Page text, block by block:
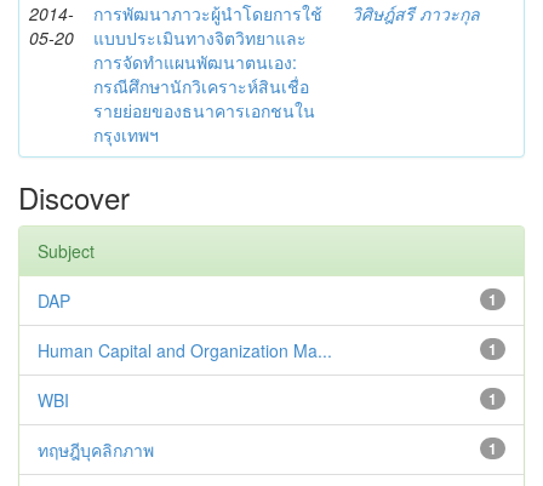
2014-
05-20
การพัฒนาภาวะผู้นำโดยการใช้
แบบประเมินทางจิตวิทยาและ
การจัดทำแผนพัฒนาตนเอง:
กรณีศึกษานักวิเคราะห์สินเชื่อ
รายย่อยของธนาคารเอกชนใน
กรุงเทพฯ
วิศิษฎ์สรี ภาวะกุล
Discover
Subject
1
DAP
1
Human Capital and Organization Ma...
1
WBI
1
ทฤษฎีบุคลิกภาพ